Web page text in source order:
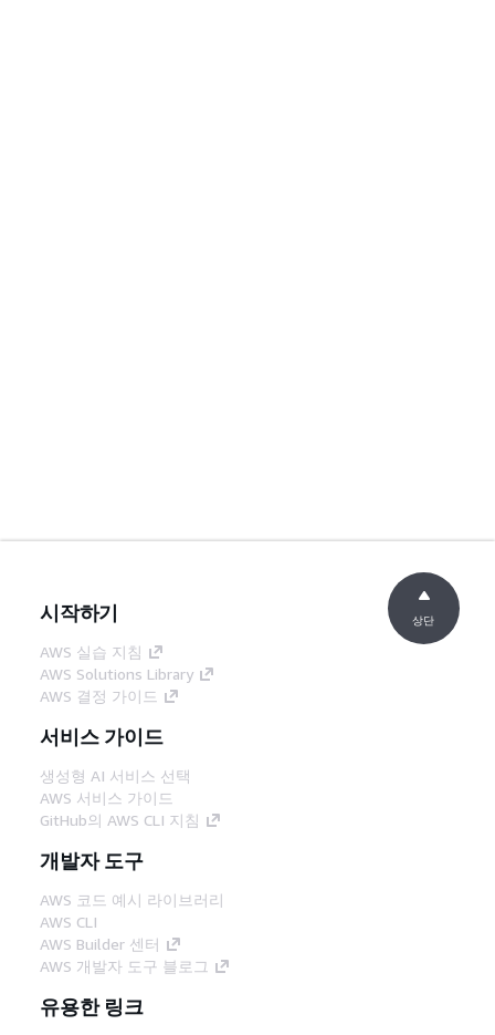
시작하기
AWS 실습 지침
AWS Solutions Library
AWS 결정 가이드
서비스 가이드
생성형 AI 서비스 선택
AWS 서비스 가이드
GitHub의 AWS CLI 지침
개발자 도구
AWS 코드 예시 라이브러리
AWS CLI
AWS Builder 센터
AWS 개발자 도구 블로그
유용한 링크
상단